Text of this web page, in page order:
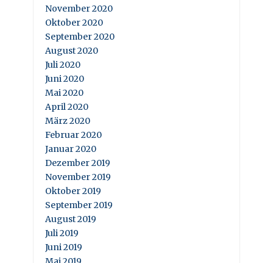
November 2020
Oktober 2020
September 2020
August 2020
Juli 2020
Juni 2020
Mai 2020
April 2020
März 2020
Februar 2020
Januar 2020
Dezember 2019
November 2019
Oktober 2019
September 2019
August 2019
Juli 2019
Juni 2019